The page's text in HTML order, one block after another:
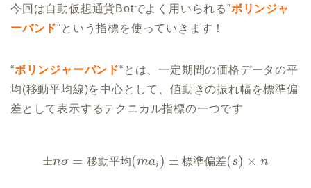
今回は自動仮想通貨Botでよく用いられる”ボリンジャ
ーバンド“という指標を使っていきます！
“ボリンジャーバンド“とは、一定期間の価格データの平
均(移動平均線)を中心として、値動きの振れ幅を標準偏
差として表示するテクニカル指標の一つです
±nσ = 移動平均(mai ) ± 標準偏差(s) × n